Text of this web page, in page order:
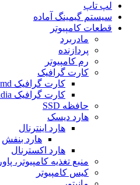
لپ تاپ
سیستم گیمینگ آماده
قطعات کامپیوتر
مادربرد
پردازنده
رم کامپیوتر
کارت گرافیک
کارت گرافیک amd
کارت گرافیک nvidia
حافظه SSD
هارد دیسک
هارد اینترنال
هارد بنفش
هارد اکسترنال
منبع تغذیه کامپیوتر، پاور
کیس کامپیوتر